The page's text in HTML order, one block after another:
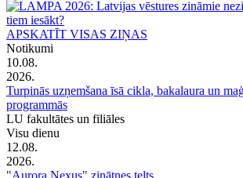
APSKATĪT VISAS ZIŅAS
Notikumi
10.08.
2026.
Turpinās uzņemšana īsā cikla, bakalaura un
programmās
LU fakultātes un filiāles
Visu dienu
12.08.
2026.